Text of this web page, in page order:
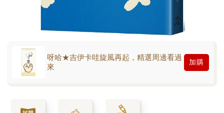
呀哈★吉伊卡哇旋風再起，精選周邊看過
來
加購